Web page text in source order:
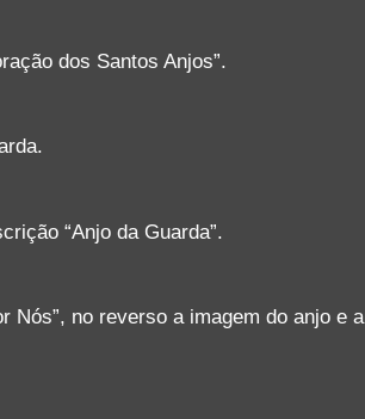
dos Santos Anjos”.
“Anjo da Guarda”.
Nós”, no reverso a imagem do anjo e a